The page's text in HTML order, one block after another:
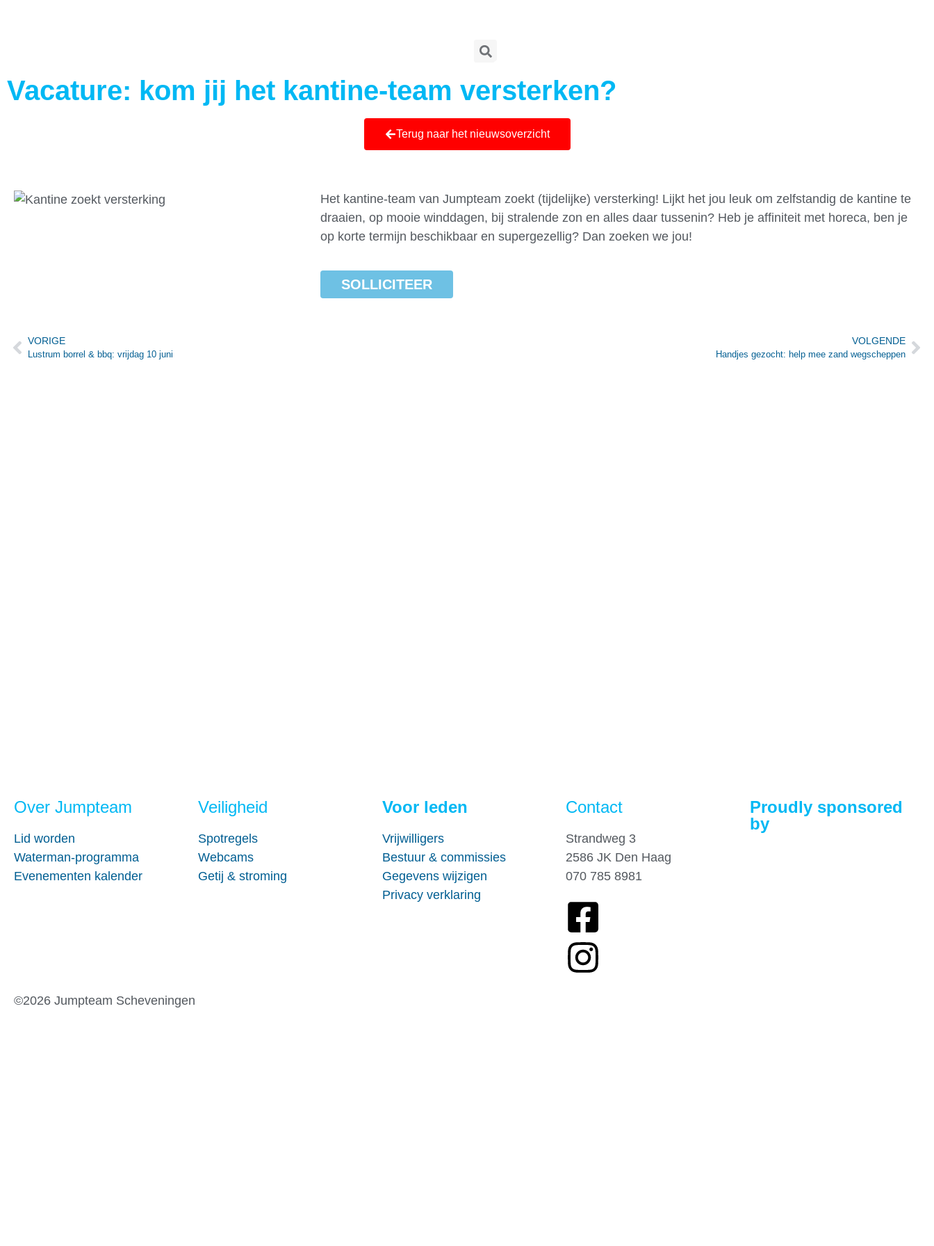
Vacature: kom jij het kantine-team versterken?
Terug naar het nieuwsoverzicht
Het kantine-team van Jumpteam zoekt (tijdelijke) versterking! Lijkt het jou leuk om zelfstandig de kantine te
draaien, op mooie winddagen, bij stralende zon en alles daar tussenin? Heb je affiniteit met horeca, ben je
op korte termijn beschikbaar en supergezellig? Dan zoeken we jou!
SOLLICITEER
VORIGE
Lustrum borrel & bbq: vrijdag 10 juni
VOLGENDE
Handjes gezocht: help mee zand wegscheppen
Over Jumpteam
Lid worden
Waterman-programma
Evenementen kalender
Veiligheid
Spotregels
Webcams
Getij & stroming
Voor leden
Vrijwilligers
Bestuur & commissies
Gegevens wijzigen
Privacy verklaring
Contact
Strandweg 3
2586 JK Den Haag
070 785 8981
Proudly sponsored
by
©2026 Jumpteam Scheveningen